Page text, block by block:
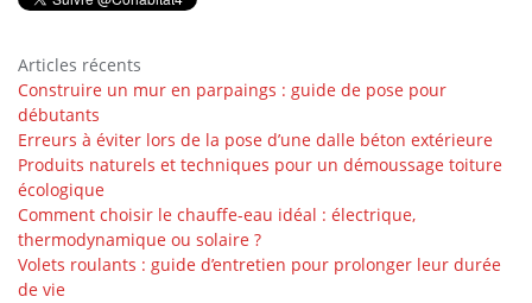
Articles récents
Construire un mur en parpaings : guide de pose pour
débutants
Erreurs à éviter lors de la pose d’une dalle béton extérieure
Produits naturels et techniques pour un démoussage toiture
écologique
Comment choisir le chauffe-eau idéal : électrique,
thermodynamique ou solaire ?
Volets roulants : guide d’entretien pour prolonger leur durée
de vie